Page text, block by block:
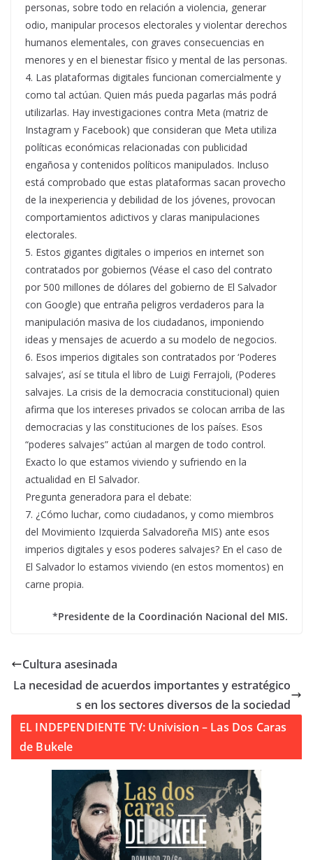
personas, sobre todo en relación a violencia, generar
odio, manipular procesos electorales y violentar derechos
humanos elementales, con graves consecuencias en
menores y en el bienestar físico y mental de las personas.
4. Las plataformas digitales funcionan comercialmente y
como tal actúan. Quien más pueda pagarlas más podrá
utilizarlas. Hay investigaciones contra Meta (matriz de
Instagram y Facebook) que consideran que Meta utiliza
políticas económicas relacionadas con publicidad
engañosa y contenidos políticos manipulados. Incluso
está comprobado que estas plataformas sacan provecho
de la inexperiencia y debilidad de los jóvenes, provocan
comportamientos adictivos y claras manipulaciones
electorales.
5. Estos gigantes digitales o imperios en internet son
contratados por gobiernos (Véase el caso del contrato
por 500 millones de dólares del gobierno de El Salvador
con Google) que entraña peligros verdaderos para la
manipulación masiva de los ciudadanos, imponiendo
ideas y mensajes de acuerdo a su modelo de negocios.
6. Esos imperios digitales son contratados por ‘Poderes
salvajes’, así se titula el libro de Luigi Ferrajoli, (Poderes
salvajes. La crisis de la democracia constitucional) quien
afirma que los intereses privados se colocan arriba de las
democracias y las constituciones de los países. Esos
“poderes salvajes” actúan al margen de todo control.
Exacto lo que estamos viviendo y sufriendo en la
actualidad en El Salvador.
Pregunta generadora para el debate:
7. ¿Cómo luchar, como ciudadanos, y como miembros
del Movimiento Izquierda Salvadoreña MIS) ante esos
imperios digitales y esos poderes salvajes? En el caso de
El Salvador lo estamos viviendo (en estos momentos) en
carne propia.
*Presidente de la Coordinación Nacional del MIS.
Cultura asesinada
La necesidad de acuerdos importantes y estratégico
s en los sectores diversos de la sociedad
EL INDEPENDIENTE TV: Univision – Las Dos Caras
de Bukele